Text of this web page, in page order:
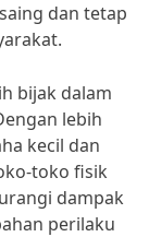
dan tetap
bijak dalam
lebih
kecil dan
toko fisik
dampak
perilaku